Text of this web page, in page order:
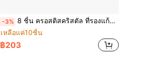
-3% 8 ชิ้น ครอสติสคริสตัล ที่รองแก้ว เซ็ต พร้อมขาตั้ง , คริสต์มาส รูปปั้นมนุษย์หิมะ ออกแบบ 5D ไดมอนด์อาร์ต ภาพวาด ชุด , เหมาะสม สำหรับ ผู้ใหญ่ , ผู้เริ่มต้น , เด็กๆ , งานประดิษฐ์ ของขวัญคริสต์มาส
เหลือแค่10ชิ้น
฿203